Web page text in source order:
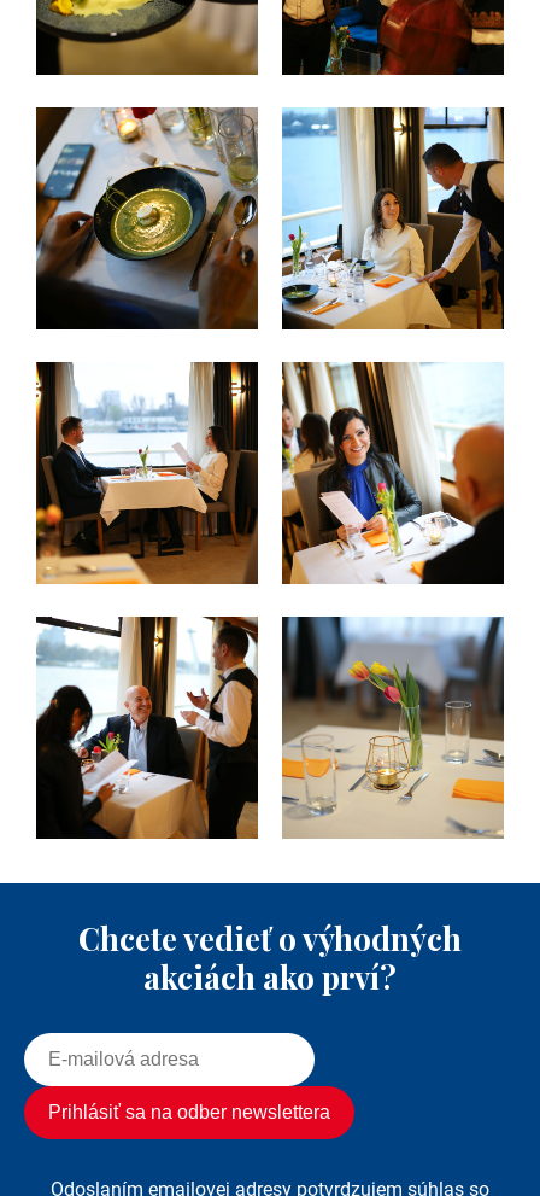
Chcete vedieť o výhodných
akciách ako prví?
Odoslaním emailovej adresy potvrdzujem súhlas so